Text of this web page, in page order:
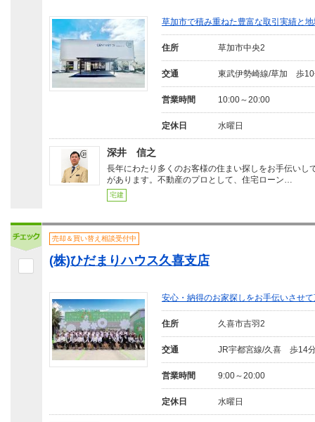
草加市で積み重ねた豊富な取引実績と
住所 草加市中央2
交通 東武伊勢崎線/草加 歩
営業時間 10:00～20:00
定休日 水曜日
深井 信之
長年にわたり多くのお客様の住まい探しをお手伝いし
があります。不動産のプロとして、住宅ローン…
宅建
売却＆買い替え相談受付中
(株)ひだまりハウス久喜支店
安心・納得のお家探しをお手伝いさせ
住所 久喜市吉羽2
交通 JR宇都宮線/久喜 歩14
営業時間 9:00～20:00
定休日 水曜日